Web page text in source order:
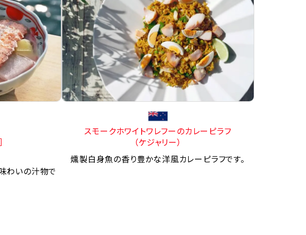
わいの汁物で
スモークホワイトワレフーのカレーピラフ
（ケジャリー）
燻製白身魚の香り豊かな洋風カレーピラフです。